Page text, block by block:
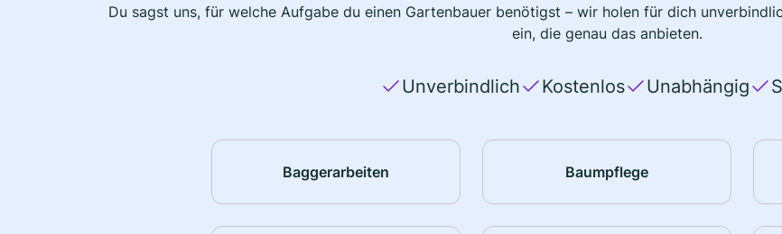
Du sagst uns, für welche Aufgabe du einen Gartenbauer benötigst – wir holen für dich
ein, die genau das anbieten.
Unverbindlich Kostenlos Unabhängig
Baggerarbeiten Baumpflege